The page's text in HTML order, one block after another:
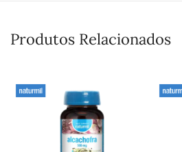
Produtos Relacionados